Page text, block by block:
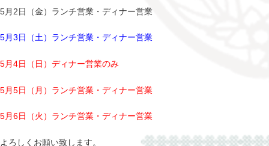
5月2日（金）ランチ営業・ディナー営業
5月3日（土）ランチ営業・ディナー営業
5月4日（日）ディナー営業のみ
5月5日（月）ランチ営業・ディナー営業
5月6日（火）ランチ営業・ディナー営業
よろしくお願い致します。